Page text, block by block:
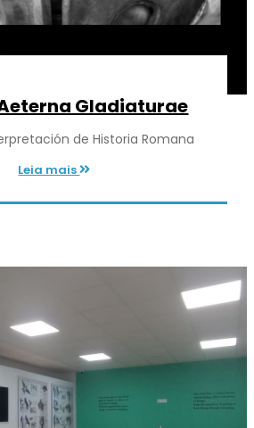
Gladiaturae
de Historia Romana
Leia mais